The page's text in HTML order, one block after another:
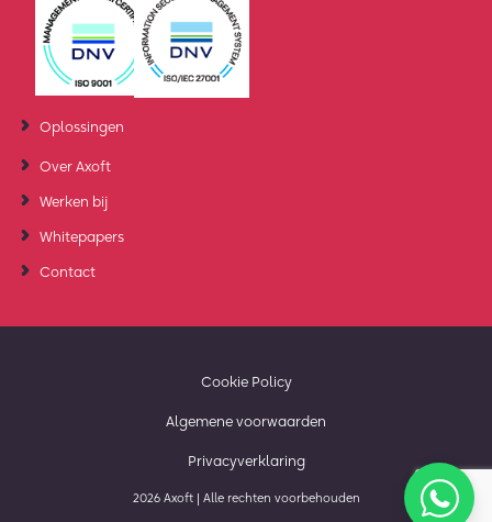
Oplossingen
Over Axoft
Werken bij
Whitepapers
Contact
Cookie Policy
Algemene voorwaarden
Privacyverklaring
2026 Axoft | Alle rechten voorbehouden